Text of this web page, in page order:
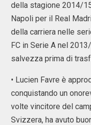
della stagione 2014/
Napoli per il Real
della carriera nelle
FC in Serie A nel
salvezza prima di
• Lucien Favre è
conquistando un
volte vincitore del
Svizzera, ha avuto